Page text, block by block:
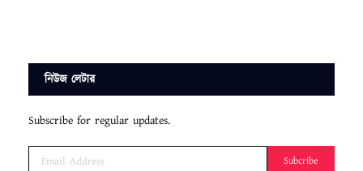
নিউজ লেটার
Subscribe for regular updates.
Subcribe